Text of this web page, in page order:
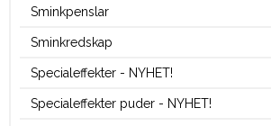
Sminkpenslar
Sminkredskap
Specialeffekter - NYHET!
Specialeffekter puder - NYHET!